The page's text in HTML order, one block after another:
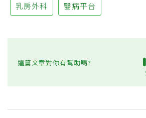
乳房外科 醫病平台
這篇文章對你有幫助嗎?